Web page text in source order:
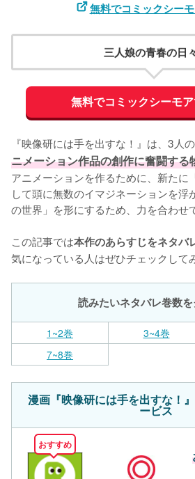
無料でコミックシー
三人娘の青春の日
無料でコミックシーモ
『映像研には手を出すな！』は、3人
ニメーション作品の創作に奮闘する
アニメーションを作るために、新たに
して頭に無数のイマジネーションを浮
の世界」を形にするため、力を合わせ
この記事では本作のあらすじをネタバ
気になっている人はぜひチェックして
読みたいネタバレ巻数
1~2巻 3~4巻
7~8巻
漫画『映像研には手を出すな！
ービス
おすすめ